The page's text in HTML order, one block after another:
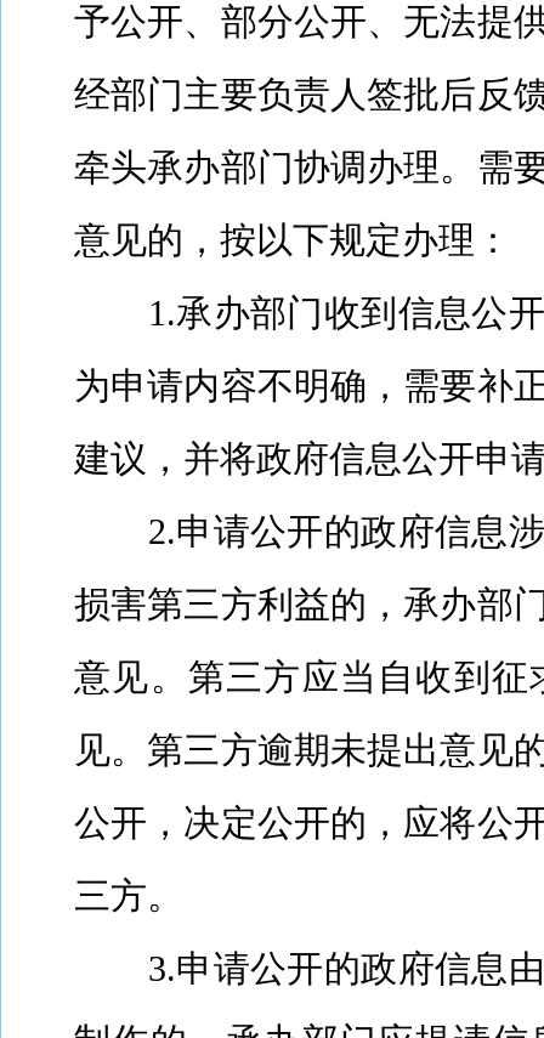
予公开、部分公开、无法提
经部门主要负责人签批后反
牵头承办部门协调办理。需
意见的，按以下规定办理：
1.承办部门收到信息公
为申请内容不明确，需要补
建议，并将政府信息公开申
2.申请公开的政府信息
损害第三方利益的，承办部
意见。第三方应当自收到征
见。第三方逾期未提出意见
公开，决定公开的，应将公
三方。
3.申请公开的政府信息